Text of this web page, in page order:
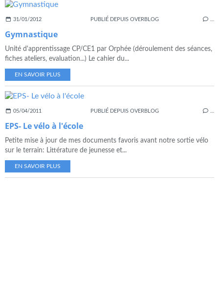
31/01/2012 PUBLIÉ DEPUIS OVERBLOG
Gymnastique
Unité d'apprentissage CP/CE1 par Orphée (déroulement des séances,
fiches ateliers, evaluation...) Le cahier du...
EN SAVOIR PLUS
05/04/2011 PUBLIÉ DEPUIS OVERBLOG
EPS- Le vélo à l'école
Petite mise à jour de mes documents favoris avant notre sortie vélo
sur le terrain: Littérature de jeunesse et...
EN SAVOIR PLUS